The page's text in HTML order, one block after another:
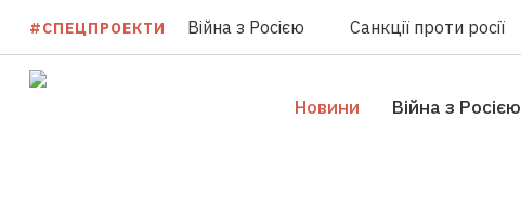
#СПЕЦПРОЕКТИ Війна з Росією Санкції проти росії
Новини Війна з Росією